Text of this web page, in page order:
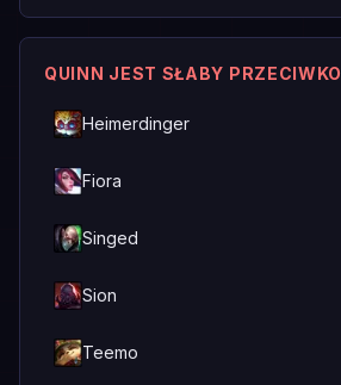
QUINN JEST SŁABY PRZECIWKO
Heimerdinger
Fiora
Singed
Sion
Teemo